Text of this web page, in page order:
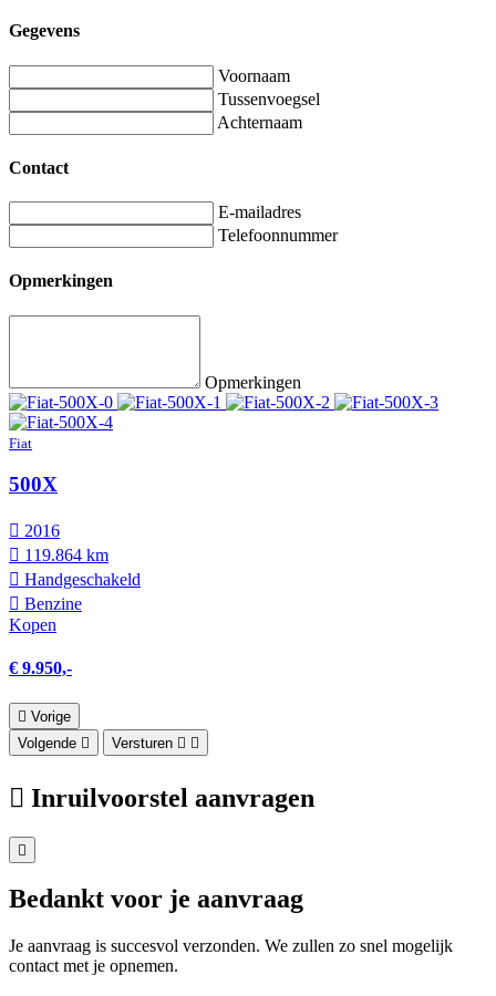
Gegevens
Voornaam
Tussenvoegsel
Achternaam
Contact
E-mailadres
Telefoonnummer
Opmerkingen
Opmerkingen
Fiat
500X
2016
119.864 km
Hand­geschakeld
Benzine
Kopen
€ 9.950,-
Vorige
Volgende
Versturen
Inruilvoorstel aanvragen
Bedankt voor je aanvraag
Je aanvraag is succesvol verzonden. We zullen zo snel mogelijk
contact met je opnemen.